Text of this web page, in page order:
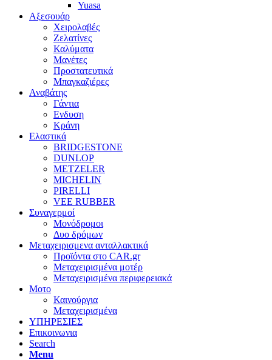
Yuasa
Αξεσουάρ
Χειρολαβές
Ζελατίνες
Καλύματα
Μανέτες
Προστατευτικά
Μπαγκαζιέρες
Αναβάτης
Γάντια
Ενδυση
Κράνη
Ελαστικά
BRIDGESTONE
DUNLOP
METZELER
MICHELIN
PIRELLI
VEE RUBBER
Συναγερμοί
Μονόδρομοι
Δυο δρόμων
Μεταχειρισμενα ανταλλακτικά
Προϊόντα στο CAR.gr
Μεταχειρισμένα μοτέρ
Μεταχειρισμένα περιφερειακά
Μοτο
Καινούργια
Μεταχειρισμένα
ΥΠΗΡΕΣΙΕΣ
Επικοινωνια
Search
Menu